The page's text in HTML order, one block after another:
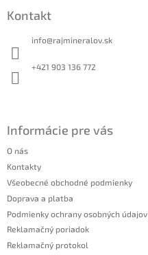
Kontakt
info@rajmineralov.sk
+421 903 136 772
Informácie pre vás
O nás
Kontakty
Všeobecné obchodné podmienky
Doprava a platba
Podmienky ochrany osobných údajov
Reklamačný poriadok
Reklamačný protokol